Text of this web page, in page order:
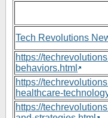
Tech Revolutions
https://
behaviors.html
https://
healthcare-
https://